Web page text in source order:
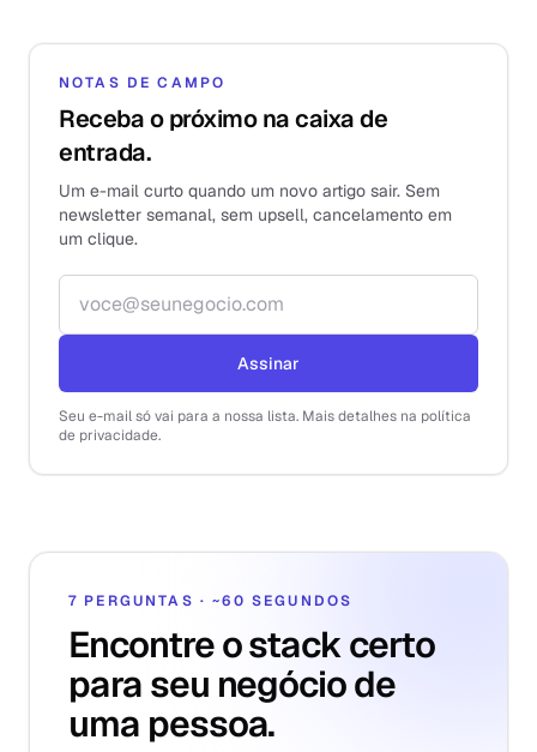
NOTAS DE CAMPO
Receba o próximo na caixa de
entrada.
Um e-mail curto quando um novo artigo sair. Sem
newsletter semanal, sem upsell, cancelamento em
um clique.
Endereço de e-mail
Assinar
Seu e-mail só vai para a nossa lista. Mais detalhes na política
de privacidade.
7 PERGUNTAS · ~60 SEGUNDOS
Encontre o stack certo
para seu negócio de
uma pessoa.